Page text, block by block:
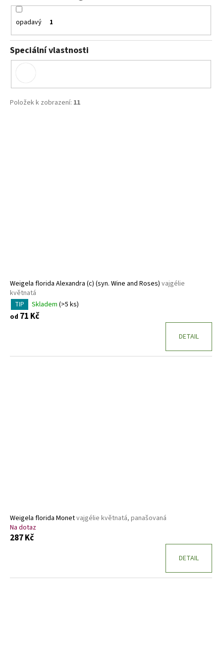
opadavý 1
Speciální vlastnosti
Položek k zobrazení: 11
ů
Weigela florida Alexandra (c) (syn. Wine and Roses) vajgélie
květnatá
TIP Skladem (>5 ks)
od 71 Kč
DETAIL
Weigela florida Monetvajgélie květnatá, panašovaná
Na dotaz
287 Kč
DETAIL